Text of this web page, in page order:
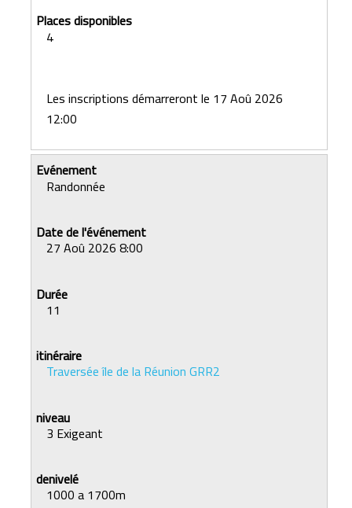
4
Les inscriptions démarreront le 17 Aoû 2026
12:00
Randonnée
27 Aoû 2026 8:00
11
Traversée île de la Réunion GRR2
3 Exigeant
1000 a 1700m